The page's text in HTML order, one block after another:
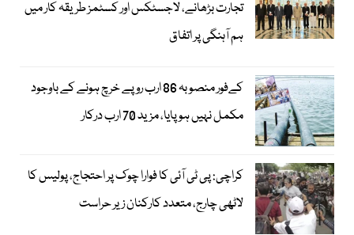
تجارت بڑھانے، لاجسٹکس اور کسٹمز طریقہ کار میں
ہم آہنگی پر اتفاق
کےفور منصوبہ 86 ارب روپے خرچ ہونے کے باوجود
مکمل نہیں ہوپایا، مزید 70 ارب درکار
کراچی: پی ٹی آئی کا فوارا چوک پر احتجاج، پولیس کا
لاٹھی چارج، متعدد کارکنان زیر حراست